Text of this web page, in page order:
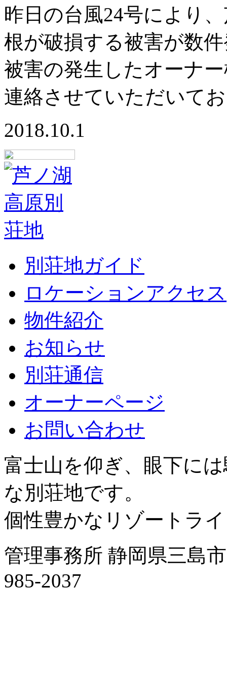
昨日の台風24号により
根が破損する被害が数
被害の発生したオーナ
連絡させていただいて
2018.10.1
別荘地ガイド
ロケーションアクセス
物件紹介
お知らせ
別荘通信
オーナーページ
お問い合わせ
富士山を仰ぎ、眼下に
な別荘地です。
個性豊かなリゾートラ
管理事務所 静岡県三島
985-2037